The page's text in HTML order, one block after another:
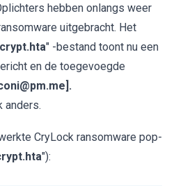
hebben onlangs weer
uitgebracht. Het
" -bestand toont nu een
en de toegevoegde
anders.
CryLock ransomware pop-
"):